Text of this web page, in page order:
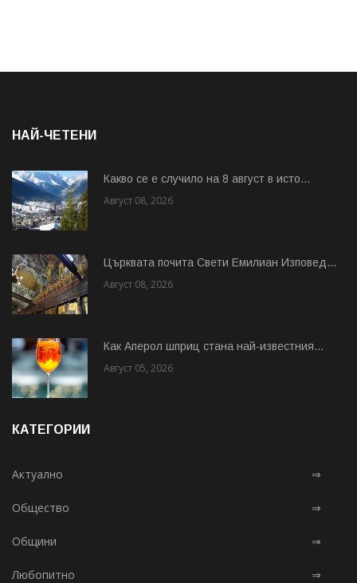
НАЙ-ЧЕТЕНИ
Какво се е случило на 8 август в исто...
Август 08, 2026
Църквата почита Свeти Емилиан Изповед...
Август 08, 2026
Как Аперол шприц стана най-известния...
Август 05, 2026
КАТЕГОРИИ
Актуално ⇒
Общество ⇒
Общини ⇒
Любопитно ⇒